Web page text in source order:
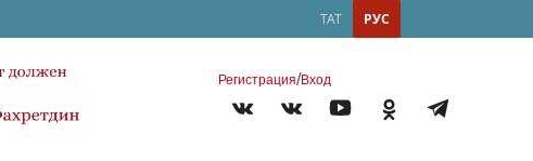
РУС
ТАТ
Регистрация/Вход